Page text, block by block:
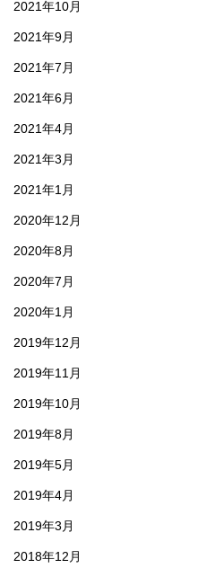
2021年10月
2021年9月
2021年7月
2021年6月
2021年4月
2021年3月
2021年1月
2020年12月
2020年8月
2020年7月
2020年1月
2019年12月
2019年11月
2019年10月
2019年8月
2019年5月
2019年4月
2019年3月
2018年12月